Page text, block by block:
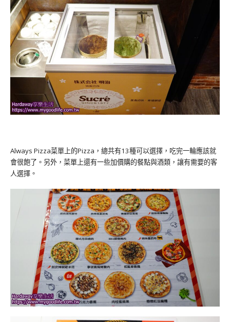
Always Pizza菜單上的Pizza，總共有13種可以選擇，吃完一輪應該就
會很飽了。另外，菜單上還有一些加價購的餐點與酒類，讓有需要的客
人選擇。